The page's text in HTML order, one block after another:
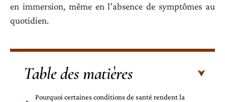
en immersion, même en l’absence de symptômes au
quotidien.
Table des matières
Pourquoi certaines conditions de santé rendent la